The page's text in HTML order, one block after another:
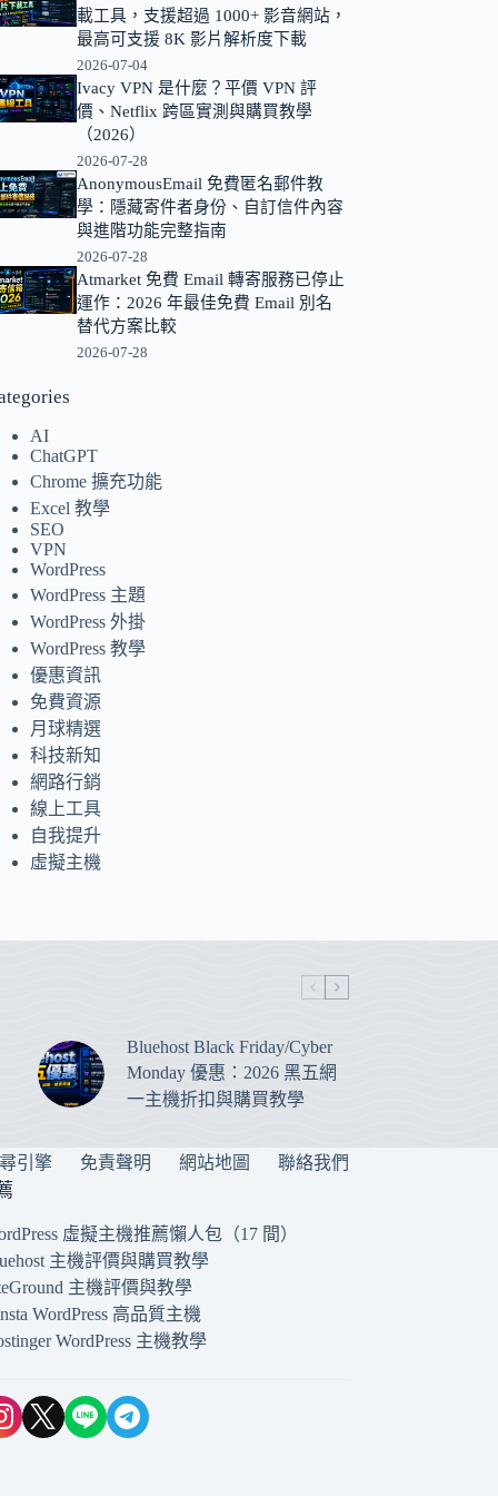
載工具，支援超過 1000+ 影音網站，
最高可支援 8K 影片解析度下載
2026-07-04
Ivacy VPN 是什麼？平價 VPN 評
價、Netflix 跨區實測與購買教學
（2026）
2026-07-28
AnonymousEmail 免費匿名郵件教
學：隱藏寄件者身份、自訂信件內容
與進階功能完整指南
2026-07-28
Atmarket 免費 Email 轉寄服務已停止
運作：2026 年最佳免費 Email 別名
替代方案比較
2026-07-28
AI
ChatGPT
Chrome 擴充功能
Excel 教學
SEO
VPN
WordPress
WordPress 主題
WordPress 外掛
WordPress 教學
優惠資訊
免費資源
月球精選
科技新知
網路行銷
線上工具
自我提升
虛擬主機
Bluehost Black Friday/Cyber
Monday 優惠：2026 黑五網
一主機折扣與購買教學
引擎 免責聲明 網站地圖 聯絡我們
虛擬主機推薦懶人包（17 間）
主機評價與購買教學
主機評價與教學
WordPress 高品質主機
WordPress 主機教學